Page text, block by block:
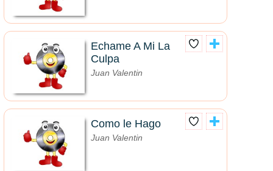
Echame A Mi La
Culpa
Juan Valentin
Como le Hago
Juan Valentin